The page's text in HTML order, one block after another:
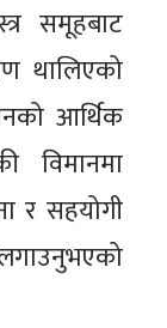
समूहबाट
थालिएको
आर्थिक
विमानमा
र सहयोगी